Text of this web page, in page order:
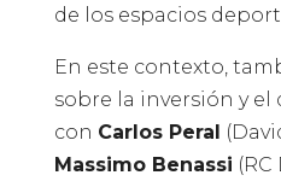
de los espacios
En este contexto,
sobre la inversión y
con Carlos Peral
Massimo Benassi